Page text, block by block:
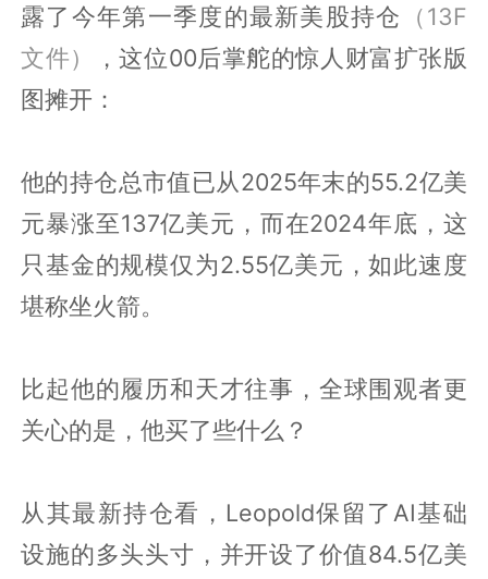
露了今年第一季度的最新美股持仓 （13F
文件）
，这位00后掌舵的惊人财富扩张版
图摊开：
他的持仓总市值已从2025年末的55.2亿美
元暴涨至137亿美元，而在2024年底，这
只基金的规模仅为2.55亿美元，如此速度
堪称坐火箭。
比起他的履历和天才往事，全球围观者更
关心的是，他买了些什么？
从其最新持仓看，Leopold保留了AI基础
设施的多头头寸，并开设了价值84.5亿美